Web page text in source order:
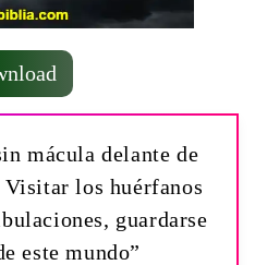
mácula delante de
Visitar los huérfanos
guardarse
este mundo”